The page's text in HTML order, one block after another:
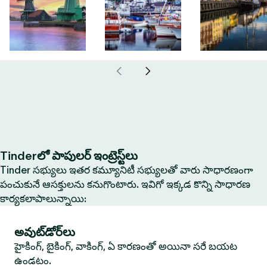
Tinderలో పాపులర్ ఇంట్రెస్ట్‌లు
Tinder సభ్యులు ఇతర కమ్యూనిటీ సభ్యులతో వారు సాధారణంగా
పంచుకునే ఆసక్తులను కనుగొంటారు. ఇవిగో ఇక్కడ కొన్ని సాధారణ
కార్యకలాపాలున్నాయి:
అవుట్‌డోర్‌లు
హైకింగ్, బైకింగ్, వాకింగ్, ఏ కారణంతో అయినా సరే బయట
ఉండటం.